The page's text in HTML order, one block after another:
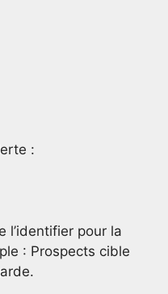
:
l’identifier pour la
: Prospects cible